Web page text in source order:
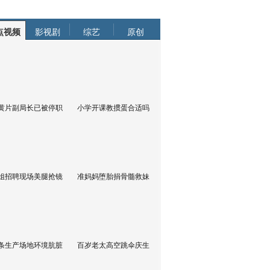
视频 影视剧 综艺 原创
片副局长已被停职 小学开课教掼蛋合适吗
招聘现场美腿抢镜 准妈妈堕胎捐骨髓救妹
生产场地环境肮脏 百岁老太高空跳伞庆生